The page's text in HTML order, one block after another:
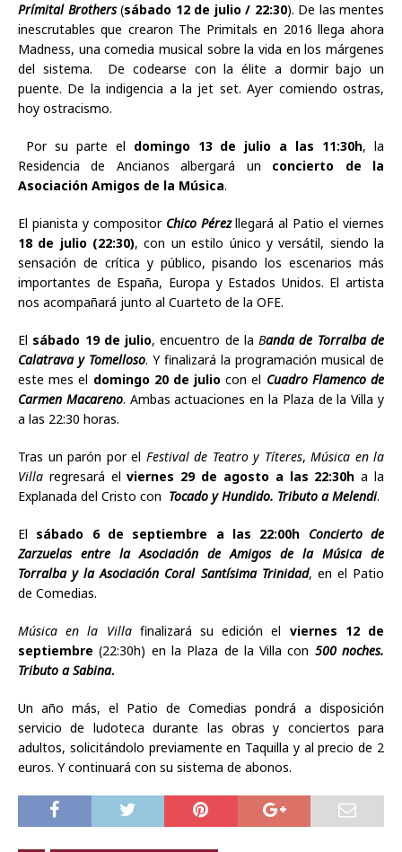
Prímital Brothers(sábado 12 de julio / 22:30). De las mentes
inescrutables que crearon The Primitals en 2016 llega ahora
Madness, una comedia musical sobre la vida en los márgenes
del sistema. De codearse con la élite a dormir bajo un
puente. De la indigencia a la jet set. Ayer comiendo ostras,
hoy ostracismo.
Por su parte el domingo 13 de julio a las 11:30h, la
Residencia de Ancianos albergará un concierto de la
Asociación Amigos de la Música.
El pianista y compositor Chico Pérezllegará al Patio el viernes
18 de julio (22:30), con un estilo único y versátil, siendo la
sensación de crítica y público, pisando los escenarios más
importantes de España, Europa y Estados Unidos. El artista
nos acompañará junto al Cuarteto de la OFE.
El sábado 19 de julio, encuentro de laBanda de Torralba de
Calatrava y Tomelloso. Y finalizará la programación musical de
este mes el domingo 20 de julio con el Cuadro Flamenco de
Carmen Macareno. Ambas actuaciones en la Plaza de la Villa y
a las 22:30 horas.
Tras un parón por el Festival de Teatro y Títeres, Música en la
Villa regresará elviernes 29 de agosto a las 22:30h a la
Explanada del Cristo con Tocado y Hundido. Tributo a Melendi.
El sábado 6 de septiembre a las 22:00h Concierto de
Zarzuelas entre la Asociación de Amigos de la Música de
Torralba y la Asociación Coral Santísima Trinidad, en el Patio
de Comedias.
Música en la Villafinalizará su edición el viernes 12 de
septiembre (22:30h) en la Plaza de la Villa con 500 noches.
Tributo a Sabina.
Un año más, el Patio de Comedias pondrá a disposición
servicio de ludoteca durante las obras y conciertos para
adultos, solicitándolo previamente en Taquilla y al precio de 2
euros. Y continuará con su sistema de abonos.